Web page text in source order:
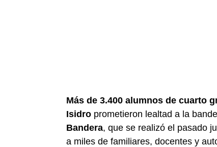
Más de 3.400 alumnos de cuarto
Isidro prometieron lealtad a la
Bandera, que se realizó el pasado
a miles de familiares, docentes y